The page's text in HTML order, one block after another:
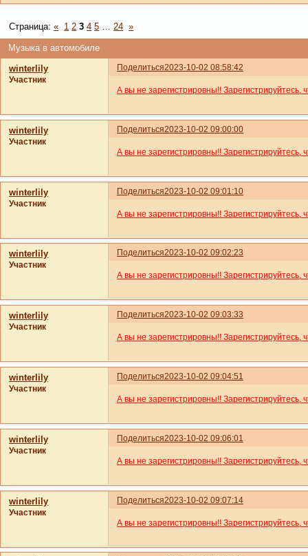
Музыка в автомобиле
Страница:« 1 2 3 4 5 … 24 »
Поделиться2023-10-02 08:58:42
winterlily
Участник
А вы не зарегистрировны!! Зарегистрируйтесь,
Поделиться2023-10-02 09:00:00
winterlily
Участник
А вы не зарегистрировны!! Зарегистрируйтесь,
Поделиться2023-10-02 09:01:10
winterlily
Участник
А вы не зарегистрировны!! Зарегистрируйтесь,
Поделиться2023-10-02 09:02:23
winterlily
Участник
А вы не зарегистрировны!! Зарегистрируйтесь,
Поделиться2023-10-02 09:03:33
winterlily
Участник
А вы не зарегистрировны!! Зарегистрируйтесь,
Поделиться2023-10-02 09:04:51
winterlily
Участник
А вы не зарегистрировны!! Зарегистрируйтесь,
Поделиться2023-10-02 09:06:01
winterlily
Участник
А вы не зарегистрировны!! Зарегистрируйтесь,
Поделиться2023-10-02 09:07:14
winterlily
Участник
А вы не зарегистрировны!! Зарегистрируйтесь,